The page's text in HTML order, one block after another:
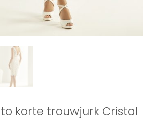
korte trouwjurk Cristal